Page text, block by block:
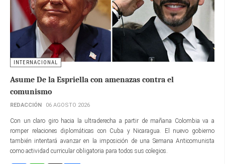
INTERNACIONAL
Asume De la Espriella con amenazas contra el
comunismo
REDACCIÓN 06 AGOSTO 2026
Con un claro giro hacia la ultraderecha a partir de mañana Colombia va a
romper relaciones diplomáticas con Cuba y Nicaragua. El nuevo gobierno
también intentará avanzar en la imposición de una Semana Anticomunista
como actividad curricular obligatoria para todos sus colegios.